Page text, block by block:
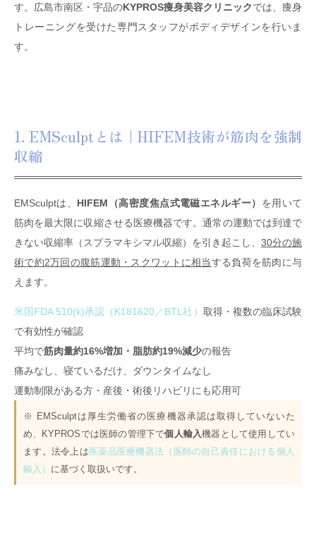
す。広島市南区・宇品のKYPROS痩身美容クリニックでは、痩身
トレーニングを受けた専門スタッフがボディデザインを行いま
す。
1. EMSculptとは｜HIFEM技術が筋肉を強制
収縮
EMSculptは、 HIFEM（高密度焦点式電磁エネルギー） を用いて
筋肉を最大限に収縮させる医療機器です。通常の運動では到達で
きない収縮率（スプラマキシマル収縮）を引き起こし、 30分の施
術で約2万回の腹筋運動・スクワットに相当する負荷を筋肉に与
えます。
米国FDA 510(k)承認（K181620／BTL社） 取得・複数の臨床試験
で有効性が確認
平均で筋肉量約16%増加・脂肪約19%減少の報告
痛みなし、寝ているだけ、ダウンタイムなし
運動制限がある方・産後・術後リハビリにも応用可
※ EMSculptは厚生労働省の医療機器承認は取得していないた
め、KYPROSでは医師の管理下で個人輸入機器として使用してい
ます。法令上は 医薬品医療機器法（医師の自己責任における個人
輸入） に基づく取扱いです。